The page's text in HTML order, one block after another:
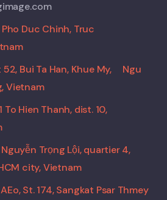
Duc Chinh, Truc
Bui Ta Han, Khue My,
Ngu
Vietnam
Hien Thanh, dist. 10,
Trọng Lội, quartier 4,
city, Vietnam
St. 174, Sangkat Psar Thmey